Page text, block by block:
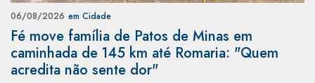
06/08/2026 em Cidade
Fé move família de Patos de Minas em
caminhada de 145 km até Romaria: "Quem
acredita não sente dor"